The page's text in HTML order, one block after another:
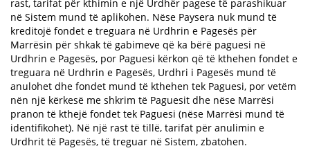
rast, tarifat për kthimin e një Urdhër pagese të parashikuar
në Sistem mund të aplikohen. Nëse Paysera nuk mund të
kreditojë fondet e treguara në Urdhrin e Pagesës për
Marrësin për shkak të gabimeve që ka bërë paguesi në
Urdhrin e Pagesës, por Paguesi kërkon që të kthehen fondet e
treguara në Urdhrin e Pagesës, Urdhri i Pagesës mund të
anulohet dhe fondet mund të kthehen tek Paguesi, por vetëm
nën një kërkesë me shkrim të Paguesit dhe nëse Marrësi
pranon të kthejë fondet tek Paguesi (nëse Marrësi mund të
identifikohet). Në një rast të tillë, tarifat për anulimin e
Urdhrit të Pagesës, të treguar në Sistem, zbatohen.